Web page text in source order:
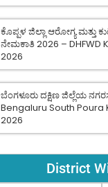
ಕೊಪ್ಪಳ ಜಿಲ್ಲಾ ಆರೋಗ್ಯ ಮತ್ತು
ನೇಮಕಾತಿ 2026 –
2026
ಬೆಂಗಳೂರು ದಕ್ಷಿಣ ಜಿಲ್ಲೆಯ
Bengaluru South
2026
District